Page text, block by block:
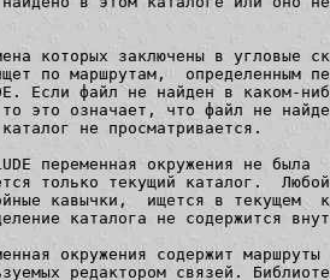
которых заключены в угловые
по маршрутам,  определенным
Если файл не найден в каком-
это означает, что файл не
не просматривается.
переменная окружения не была
только текущий каталог.
кавычки,  ищется в текущем
каталога не содержится
окружения содержит маршруты
редактором связей.